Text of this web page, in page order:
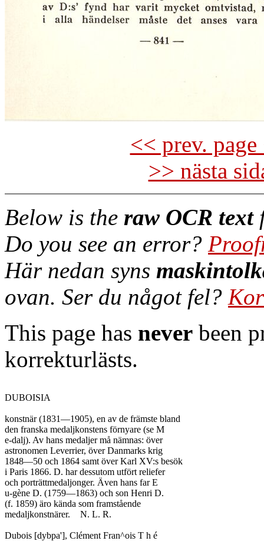
<< prev.
>> nästa
Below is the raw OCR text
Do you see an error?
Här nedan syns
ovan. Ser du något fel?
This page has never been
korrekturlästs.
DUBOISIA
konstnär (1831—1905), en av de främste bland
den franska medaljkonstens förnyare (se M
e-dalj). Av hans medaljer må nämnas: över
astronomen Leverrier, över Danmarks krig
1848—50 och 1864 samt över Karl XV:s besök
i Paris 1866. D. har dessutom utfört reliefer
och porträttmedaljonger. Även hans far E
u-gène D. (1759—1863) och son Henri D.
(f. 1859) äro kända som framstående
medaljkonstnärer.	N. L. R.
Dubois [dybpa'], Clément Fran^ois T h é